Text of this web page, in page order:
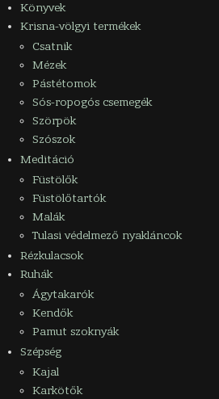
Könyvek
Krisna-völgyi termékek
Csatnik
Mézek
Pástétomok
Sós-ropogós csemegék
Szörpök
Szószok
Meditáció
Füstölők
Füstölőtartók
Malák
Tulasi védelmező nyakláncok
Rézkulacsok
Ruhák
Ágytakarók
Kendők
Pamut szoknyák
Szépség
Kajal
Karkötők